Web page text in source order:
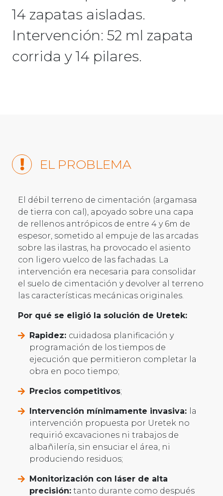
14 zapatas aisladas.
Intervención: 52 ml zapata
corrida y 14 pilares.
EL PROBLEMA
El débil terreno de cimentación (argamasa
de tierra con cal), apoyado sobre una capa
de rellenos antrópicos de entre 4 y 6m de
espesor, sometido al empuje de las arcadas
sobre las ilastras, ha provocado el asiento
con ligero vuelco de las fachadas. La
intervención era necesaria para consolidar
el suelo de cimentación y devolver al terreno
las características mecánicas originales.
Por qué se eligió la solución de Uretek:
Rapidez: cuidadosa planificación y
programación de los tiempos de
ejecución que permitieron completar la
obra en poco tiempo;
Precios competitivos;
Intervención mínimamente invasiva: la
intervención propuesta por Uretek no
requirió excavaciones ni trabajos de
albañilería, sin ensuciar el área, ni
produciendo residuos;
Monitorización con láser de alta
precisión: tanto durante como después